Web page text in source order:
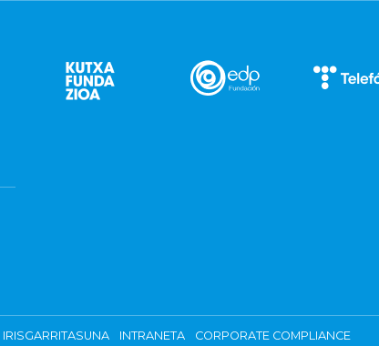
IRISGARRITASUNA INTRANETA CORPORATE COMPLIANCE